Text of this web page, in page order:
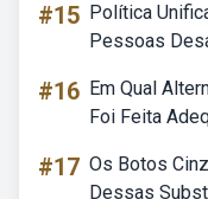
#15 Política
Pessoas
#16 Em Qual
Foi Feita
#17 Os Botos
Dessas